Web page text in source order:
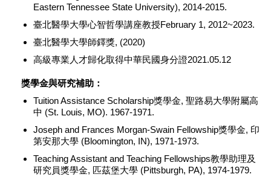
Eastern Tennessee State University), 2014-2015.
臺北醫學大學心智哲學講座教授February 1, 2012~2023.
臺北醫學大學師鐸獎, (2020)
高級專業人才歸化取得中華民國身分證2021.05.12
獎學金與研究補助：
Tuition Assistance Scholarship獎學金, 聖路易大學附屬高
中 (St. Louis, MO). 1967-1971.
Joseph and Frances Morgan-Swain Fellowship獎學金, 印
第安那大學 (Bloomington, IN), 1971-1973.
Teaching Assistant and Teaching Fellowships教學助理及
研究員獎學金, 匹茲堡大學 (Pittsburgh, PA), 1974-1979.